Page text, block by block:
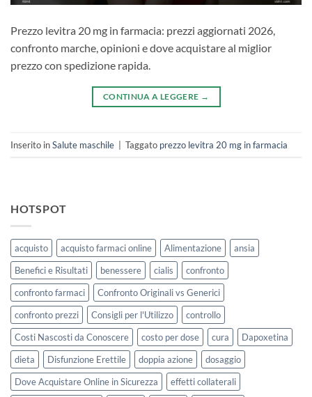
Prezzo levitra 20 mg in farmacia: prezzi aggiornati 2026,
confronto marche, opinioni e dove acquistare al miglior
prezzo con spedizione rapida.
CONTINUA A LEGGERE →
Inserito inSalute maschile Taggato prezzo levitra 20 mg in farmacia
HOTSPOT
acquisto acquisto farmaci online Alimentazione
ansia
Benefici e Risultati
benessere cialis
confronto
confronto farmaci
Confronto Originali vs Generici
confronto prezzi
Consigli per l'Utilizzo
controllo
Costi Nascosti da Conoscere
costo per dose cura
Dapoxetina
dieta
Disfunzione Erettile doppia azione
dosaggio
Dove Acquistare Online in Sicurezza
effetti collaterali